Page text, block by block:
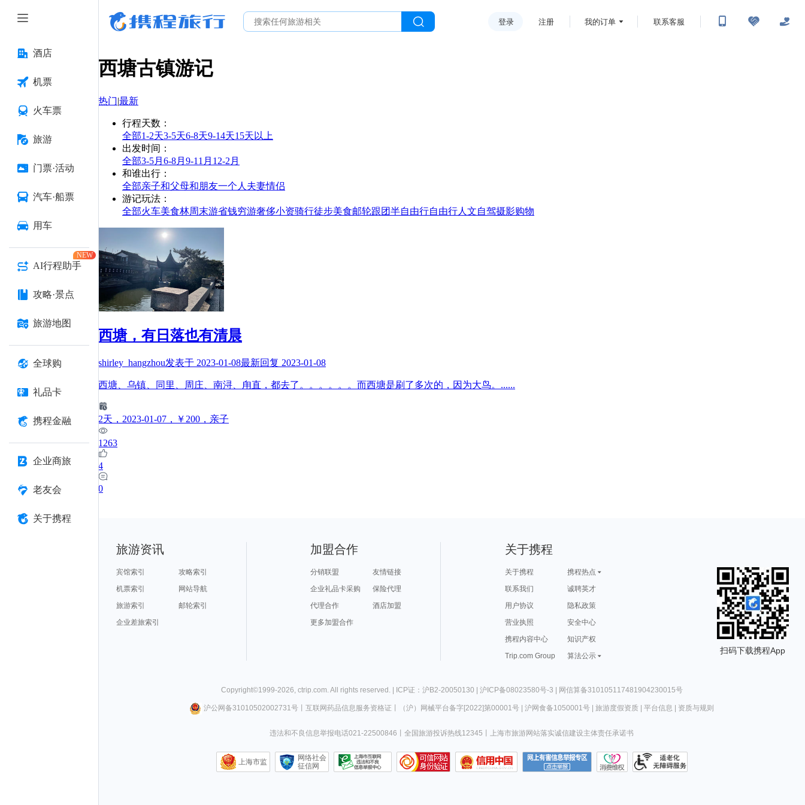
酒店
机票
火车票
旅游
门票·活动
汽车·船票
用车
AI行程助手
NEW
攻略·景点
旅游地图
全球购
礼品卡
携程金融
企业商旅
老友会
关于携程
登录 注册 我的订单 联系客服
西塘古镇游记
热门|最新
行程天数 ：
全部1-2天3-5天6-8天9-14天15天以上
出发时间 ：
全部3-5月 6-8月 9-11月 12-2月
和谁出行 ：
全部亲子和父母和朋友一个人 夫妻情侣
游记玩法 ：
全部火车美食林周末游省钱穷游奢侈小资骑行徒步美食邮轮跟团半自由行自由行人文自驾摄影购物
西塘，有日落也有清晨
shirley_hangzhou发表于 2023-01-08最新回复 2023-01-08
西塘、乌镇、同里、周庄、南浔、甪直，都去了。。。。。。而西塘是刷了多次的，因为大鸟。 ......
2天 ，2023-01-07 ，￥200 ，亲子
1263
4
0
旅游资讯
宾馆索引
攻略索引
机票索引
网站导航
旅游索引
邮轮索引
企业差旅索引
加盟合作
分销联盟
友情链接
企业礼品卡采购
保险代理
代理合作
酒店加盟
更多加盟合作
关于携程
关于携程
携程热点
联系我们
诚聘英才
用户协议
隐私政策
营业执照
安全中心
携程内容中心
知识产权
Trip.com Group
算法公示
扫码下载携程App
Copyright©1999-2026 ctrip.com . All rights reserved. | ICP证：沪B2-20050130 | 沪ICP备08023580号-3 | 网信算备310105117481904230015号
沪公网备31010502002731号丨 互联网药品信息服务资格证 （沪）网械平台备字[2022]第00001号| 沪网食备1050001号| 旅游度假资质| 平台信息 | 资质与规则
违法和不良信息举报电话021-22500846 全国旅游投诉热线12345 上海市旅游网站落实诚信建设主体责任承诺书
上海市监
网络社会
征信网